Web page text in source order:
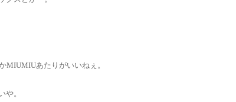
MIUMIUあたりがいいねぇ。
や。